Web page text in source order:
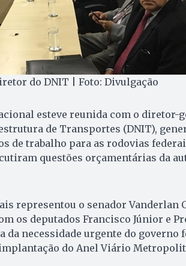
do DNIT | Foto: Divulgação
esteve reunida com o diretor-
de Transportes (DNIT),
de trabalho para as rodovias
questões orçamentárias da
representou o senador Vanderlan
os deputados Francisco Júnior e
da necessidade urgente do governo
do Anel Viário